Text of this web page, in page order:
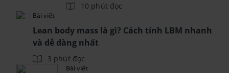
10 phút đọc
Bài viết
Lean body mass là gì? Cách tính LBM nhanh
và dễ dàng nhất
3 phút đọc
Bài viết